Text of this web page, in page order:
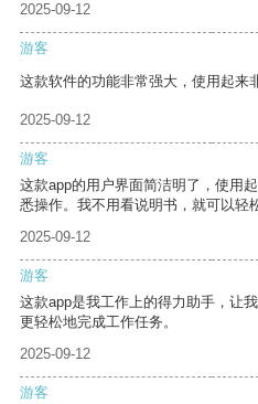
2025-09-12
游客
这款软件的功能非常强大，使用起来
2025-09-12
游客
这款app的用户界面简洁明了，使用
悉操作。我不用看说明书，就可以轻
2025-09-12
游客
这款app是我工作上的得力助手，让
更轻松地完成工作任务。
2025-09-12
游客